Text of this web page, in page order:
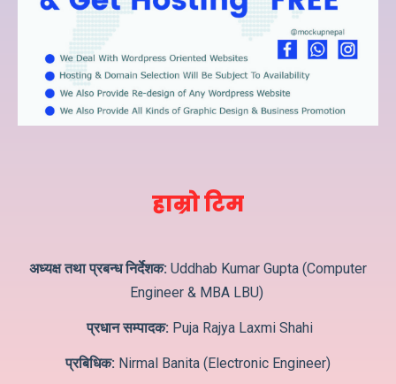
हाम्रो टिम
अध्यक्ष तथा प्रबन्ध निर्देशक: Uddhab Kumar Gupta (Computer
Engineer & MBA LBU)
प्रधान सम्पादक: Puja Rajya Laxmi Shahi
प्रबिधिक: Nirmal Banita (Electronic Engineer)